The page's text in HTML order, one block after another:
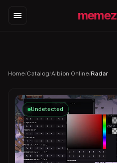
memez
Home/Catalog/Albion Online/Radar
Undetected